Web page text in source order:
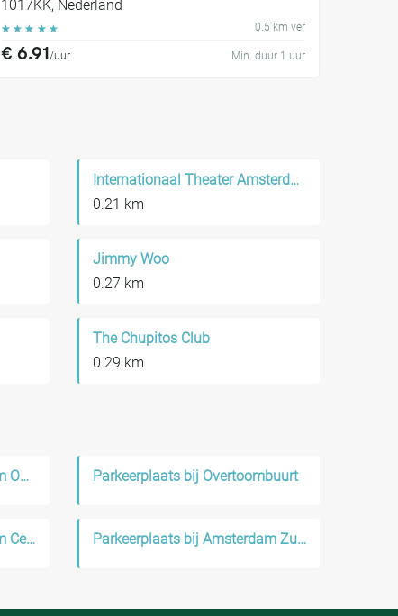
1017KK, Nederland
☆ ☆ ☆ ☆ ☆ 0.5 km ver
€ 6.91/uur Min. duur 1 uur
Internationaal Theater Amsterdam
0.21 km
Jimmy Woo
0.27 km
The Chupitos Club
0.29 km
Parkeerplaats bij Amsterdam Oud-West Parkeerplaats bij Overtoombuurt
Parkeerplaats bij Amsterdam Centrum Parkeerplaats bij Amsterdam Zuid